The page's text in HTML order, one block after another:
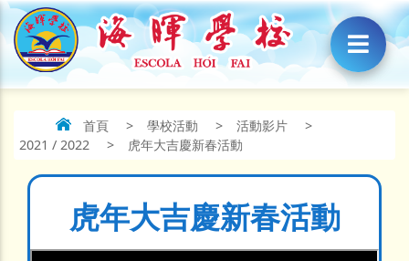
首頁 > 學校活動 > 活動影片
>
2021 / 2022
> 虎年大吉慶新春活動
虎年大吉慶新春活動